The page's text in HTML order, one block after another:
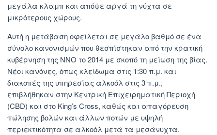
μεγάλα κλαμπ και απόψε αργά τη νύχτα σε
μικρότερους χώρους.
Αυτή η μετάβαση οφείλεται σε μεγάλο βαθμό σε ένα
σύνολο κανονισμών που θεσπίστηκαν από την κρατική
κυβέρνηση της ΝΝΟ το 2014 με σκοπό τη μείωση της βίας.
Νέοι κανόνες, όπως κλείδωμα στις 1:30 π.μ. και
διακοπές της υπηρεσίας αλκοόλ στις 3 π.μ.,
επιβλήθηκαν στην Κεντρική Επιχειρηματική Περιοχή
(CBD) και στο King’s Cross, καθώς και απαγόρευση
πώλησης βολών και άλλων ποτών με υψηλή
περιεκτικότητα σε αλκοόλ μετά τα μεσάνυχτα.